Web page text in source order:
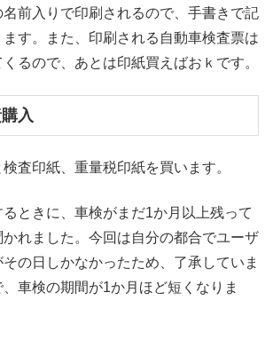
前入りで印刷されるので、手書きで記
す。また、印刷される自動車検査票は
るので、あとは印紙買えばおｋです。
入
査印紙、重量税印紙を買います。
ときに、車検がまだ1か月以上残って
れました。今回は自分の都合でユーザ
の日しかなかったため、了承していま
車検の期間が1か月ほど短くなりま